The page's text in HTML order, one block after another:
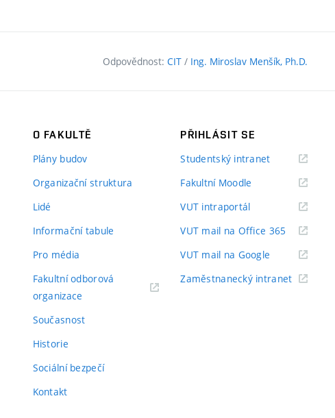
Odpovědnost: CIT / Ing. Miroslav Menšík, Ph.D.
O FAKULTĚ
Plány budov
Organizační struktura
Lidé
Informační tabule
Pro média
Fakultní odborová
organizace
Současnost
Historie
Sociální bezpečí
Kontakt
PŘIHLÁSIT SE
Studentský intranet(externí
Fakultní Moodle
VUT intraportál(externí
VUT mail na Office 365 (externí
VUT mail na Google (externí
Zaměstnanecký intranet(externí